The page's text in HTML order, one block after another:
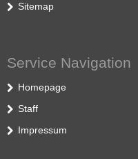
Sitemap
Service Navigation
Homepage
Staff
Impressum